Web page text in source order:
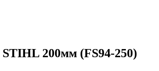
200мм (FS94-250)